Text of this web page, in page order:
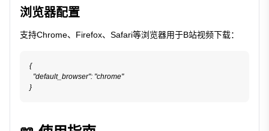
浏览器配置
支持Chrome、Firefox、Safari等浏览器用于B站视频下载：
{
  "default_browser": "chrome"
}